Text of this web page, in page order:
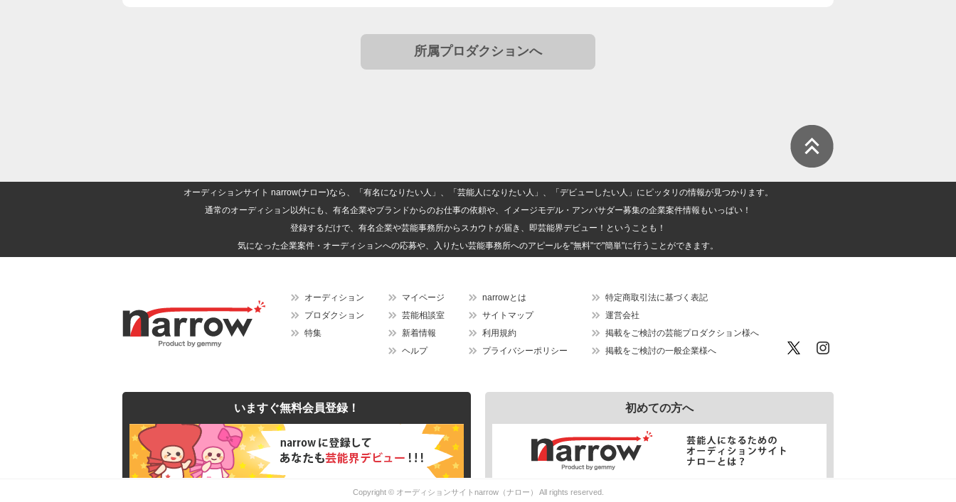
所属プロダクションへ
オーディションサイト narrow(ナロー)なら、「有名になりたい人」、「芸能人になりたい人」、「デビューしたい人」にピッタリの情報が見つかります。
通常のオーディション以外にも、有名企業やブランドからのお仕事の依頼や、イメージモデル・アンバサダー募集の企業案件情報もいっぱい！
登録するだけで、有名企業や芸能事務所からスカウトが届き、即芸能界デビュー！ということも！
気になった企業案件・オーディションへの応募や、入りたい芸能事務所へのアピールを"無料"で"簡単"に行うことができます。
オーディション
プロダクション
特集
マイページ
芸能相談室
新着情報
ヘルプ
narrowとは
サイトマップ
利用規約
プライバシーポリシー
特定商取引法に基づく表記
運営会社
掲載をご検討の芸能プロダクション様へ
掲載をご検討の一般企業様へ
いますぐ無料会員登録！ 初めての方へ
Copyright © オーディションサイトnarrow（ナロー） All rights reserved.